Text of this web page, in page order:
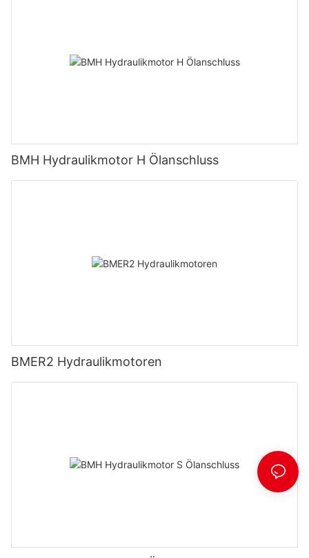
BMH Hydraulikmotor H Ölanschluss
BMER2 Hydraulikmotoren